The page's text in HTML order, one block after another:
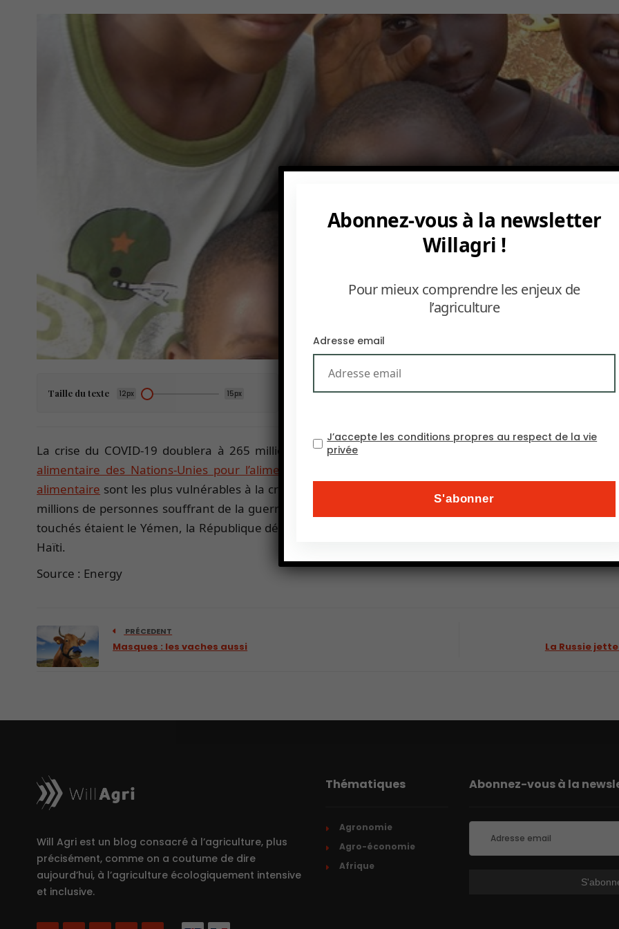
Taille du texte 12px 15px
La crise du COVID-19 doublera à 265 millions le nombre de personnes qui souffrent d’une crise
alimentaire des Nations-Unies pour l’alimentation
alimentaire sont les plus vulnérables à la crise du Covid-19 et n’ont aucun moyen d’en limiter les
millions de personnes souffrant de la guerre, 34 millions du changement climatique et 24 millions de
touchés étaient le Yémen, la République démocratique du Congo, l’Afghanistan, le Venezuela,
Haïti.
Source : Energy
PRÉCEDENT
Masques : les vaches aussi La Russie
Will Agri est un blog consacré à l’agriculture, plus
précisément, comme on a coutume de dire
aujourd’hui, à l’agriculture écologiquement intensive
et inclusive.
Thématiques
Agronomie
Agro-économie
Afrique
Abonnez-vous à la
Abonnez-vous à la newsletter
Willagri !
Pour mieux comprendre les enjeux de
l’agriculture
Adresse email
J’accepte les conditions propres au respect de la vie
privée